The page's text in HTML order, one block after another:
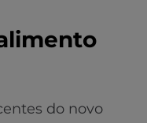
do novo